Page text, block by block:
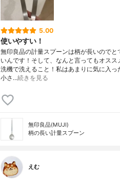
5.00
使いやすい！
無印良品の計量スプーンは柄が長いのでと
いんです！そして、なんと言ってもオスス
洗機で洗えること！私はあまりに気に入っ
小さ…続きを見る
無印良品(MUJI)
柄の長い計量スプーン
えむ